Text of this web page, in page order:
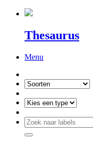
Thesaurus
Menu